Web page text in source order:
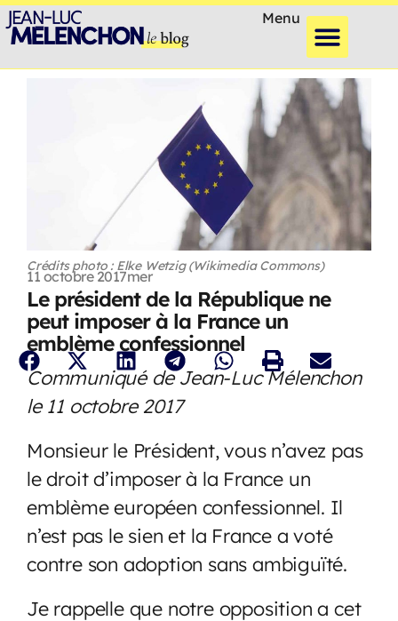
Menu
Crédits photo : Elke Wetzig (Wikimedia Commons)
11 octobre 2017mer
Le président de la République ne
peut imposer à la France un
emblème confessionnel
Communiqué de Jean-Luc Mélenchon
le 11 octobre 2017
Monsieur le Président, vous n’avez pas
le droit d’imposer à la France un
emblème européen confessionnel. Il
n’est pas le sien et la France a voté
contre son adoption sans ambiguïté.
Je rappelle que notre opposition a cet